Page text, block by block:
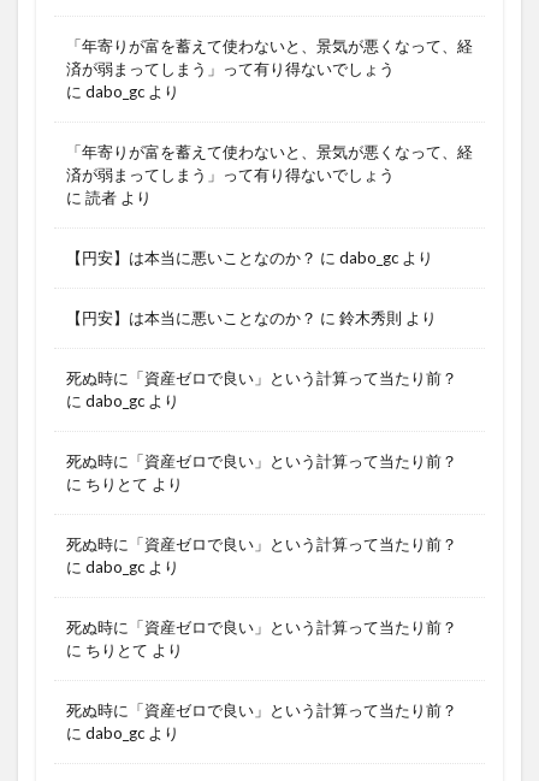
「年寄りが富を蓄えて使わないと、景気が悪くなって、経
済が弱まってしまう」って有り得ないでしょう
に dabo_gc より
「年寄りが富を蓄えて使わないと、景気が悪くなって、経
済が弱まってしまう」って有り得ないでしょう
に 読者 より
【円安】は本当に悪いことなのか？ に dabo_gc より
【円安】は本当に悪いことなのか？ に 鈴木秀則 より
死ぬ時に「資産ゼロで良い」という計算って当たり前？
に dabo_gc より
死ぬ時に「資産ゼロで良い」という計算って当たり前？
に ちりとて より
死ぬ時に「資産ゼロで良い」という計算って当たり前？
に dabo_gc より
死ぬ時に「資産ゼロで良い」という計算って当たり前？
に ちりとて より
死ぬ時に「資産ゼロで良い」という計算って当たり前？
に dabo_gc より